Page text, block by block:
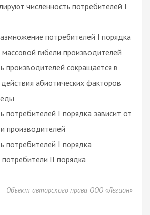
численность потребителей I
потребителей I порядка
гибели производителей
производителей сокращается в
действия абиотических факторов
потребителей I порядка зависит от
производителей
потребителей I порядка
потребители II порядка
Объект авторского права ООО «Легион»